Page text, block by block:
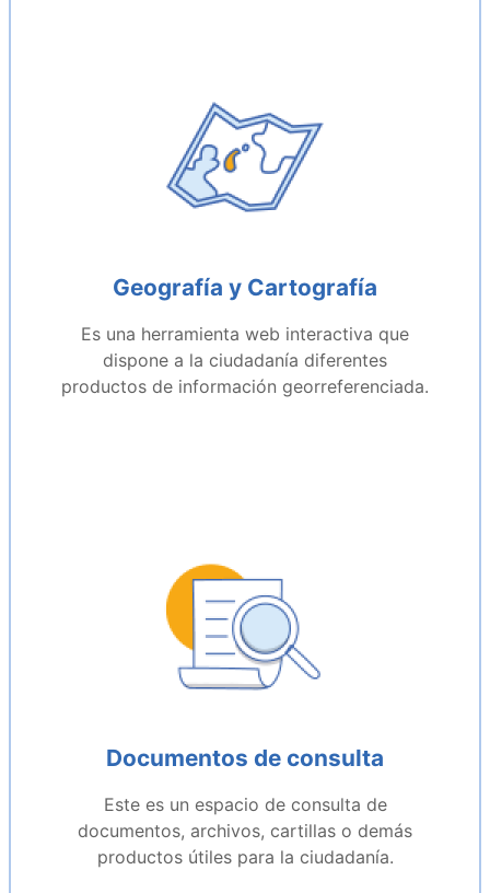
Geografía y Cartografía
Es una herramienta web interactiva que
dispone a la ciudadanía diferentes
productos de información georreferenciada.
Documentos de consulta
Este es un espacio de consulta de
documentos, archivos, cartillas o demás
productos útiles para la ciudadanía.